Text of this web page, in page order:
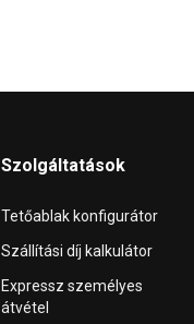
Szolgáltatások
Tetőablak konfigurátor
Szállítási díj kalkulátor
Expressz személyes
átvétel